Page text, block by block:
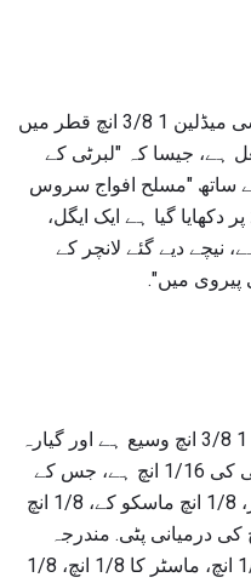
مسلح افواج سروس میڈل ایک کانسی میڈلین 1 3/8 انچ قطر میں
ہے، جیسا کہ "لبرٹی کے
"مسلح افواج سروس
دکھایا گیا ہے ایک ایگل،
نیچے دیے گئے لانچر کے
پیروی میں".
مسلح افواج سروس میڈال کی ربن 1 3/8 انچ وسیع ہے اور گیارہ
قطار ہیں: پہلی پٹی سنہری روشنی کی 1/16 انچ ہے، جس کے
بعد 1/8 انچ جنگل سبز، 1/8 انچ سبز، 1/8 انچ ماسکو کے، 1/8 انچ
لائٹ اور نیلے رنگ کے 1/4 انچ کی درمیانی پٹی. مندرجہ
ذیل سٹرپس سنہری روشنی کی 1/8 انچ، ماسٹر کا 1/8 انچ، 1/8